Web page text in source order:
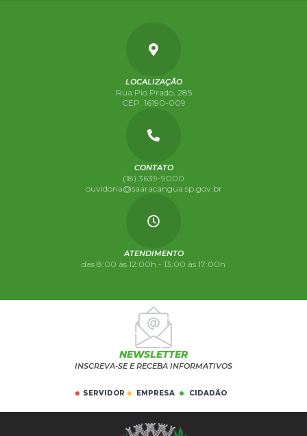
LOCALIZAÇÃO
Rua Pio Prado, 285
CEP: 16190-009
CONTATO
(18) 3639-9000
ouvidoria@saaracangua.sp.gov.br
ATENDIMENTO
das 8:00 às 12:00h - 13:00 às 17:00h
NEWSLETTER
INSCREVA-SE E RECEBA INFORMATIVOS
SERVIDOR EMPRESA CIDADÃO